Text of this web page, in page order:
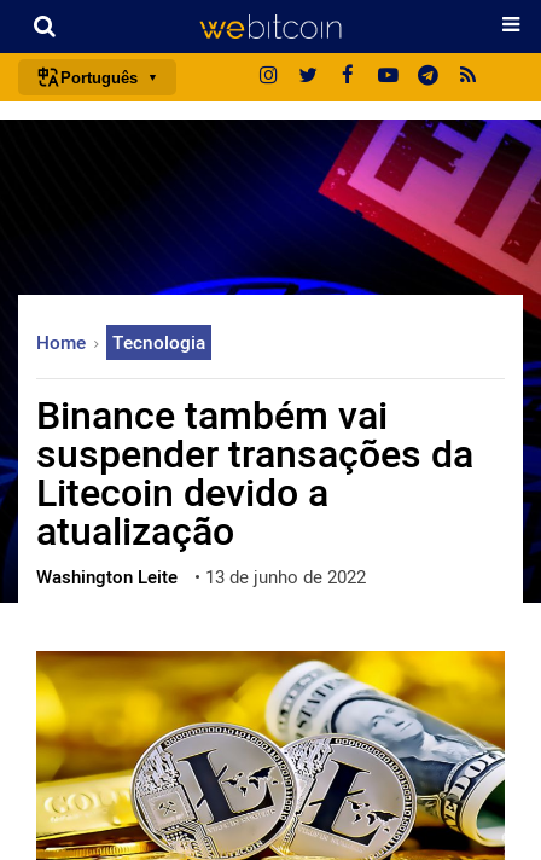
Português
日本語
русский
한국어
العربية
ไทย
ქართული
vietnamese
Home Tecnologia
Binance também vai
suspender transações da
Litecoin devido a
atualização
Washington Leite • 13 de junho de 2022